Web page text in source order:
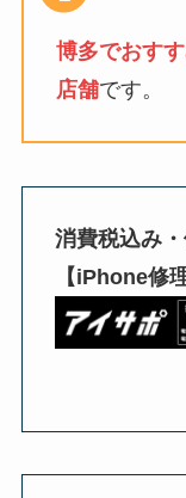
博多でおす
店舗です。
消費税込み
【iPhone修